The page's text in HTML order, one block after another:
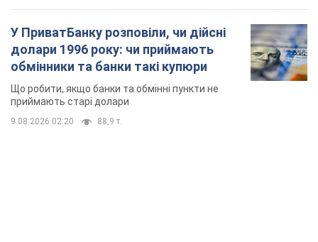
У ПриватБанку розповіли, чи дійсні
долари 1996 року: чи приймають
обмінники та банки такі купюри
Що робити, якщо банки та обмінні пункти не
приймають старі долари
9.08.2026 02:20 88,9 т.